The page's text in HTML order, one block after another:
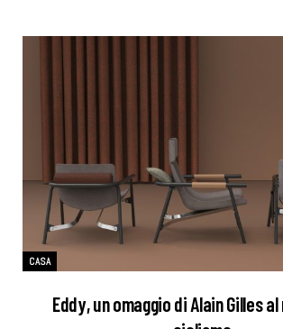
CASA
Eddy, un omaggio di Alain Gilles